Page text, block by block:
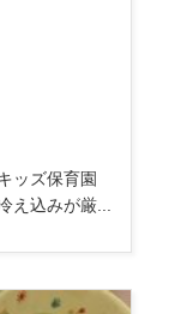
ッズ保育園
え込みが厳...